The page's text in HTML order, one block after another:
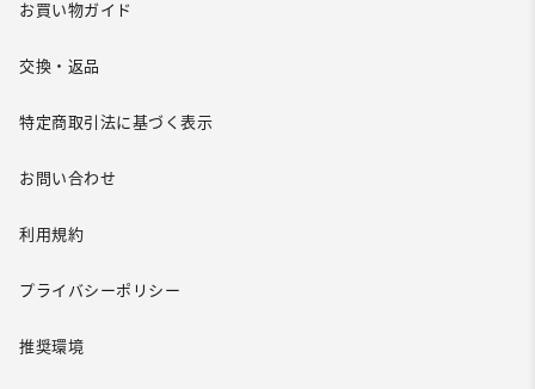
お買い物ガイド
交換・返品
特定商取引法に基づく表示
お問い合わせ
利用規約
プライバシーポリシー
推奨環境